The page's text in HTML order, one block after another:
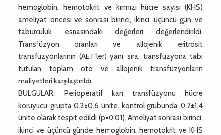
hemoglobin, hemotokrit ve kırmızı hücre sayısı (KHS)
ameliyat öncesi ve sonrası birinci, ikinci, üçüncü gün ve
taburculuk esnasındaki değerleri değerlendirildi.
Transfüzyon oranları ve allojenik eritrosit
transfüzyonlarının (AET’ler) yanı sıra, transfüzyona tabi
tutulan toplam oto ve allojenik transfüzyonların
maliyetleri karşılaştırıldı.
BULGULAR: Perioperatif kan transfüzyonu hücre
koruyucu grupta 0.2±0.6 ünite, kontrol grubunda 0.7±1.4
ünite olarak tespit edildi (p=0.01). Ameliyat sonrası birinci,
ikinci ve üçüncü günde hemoglobin, hemotokrit ve KHS